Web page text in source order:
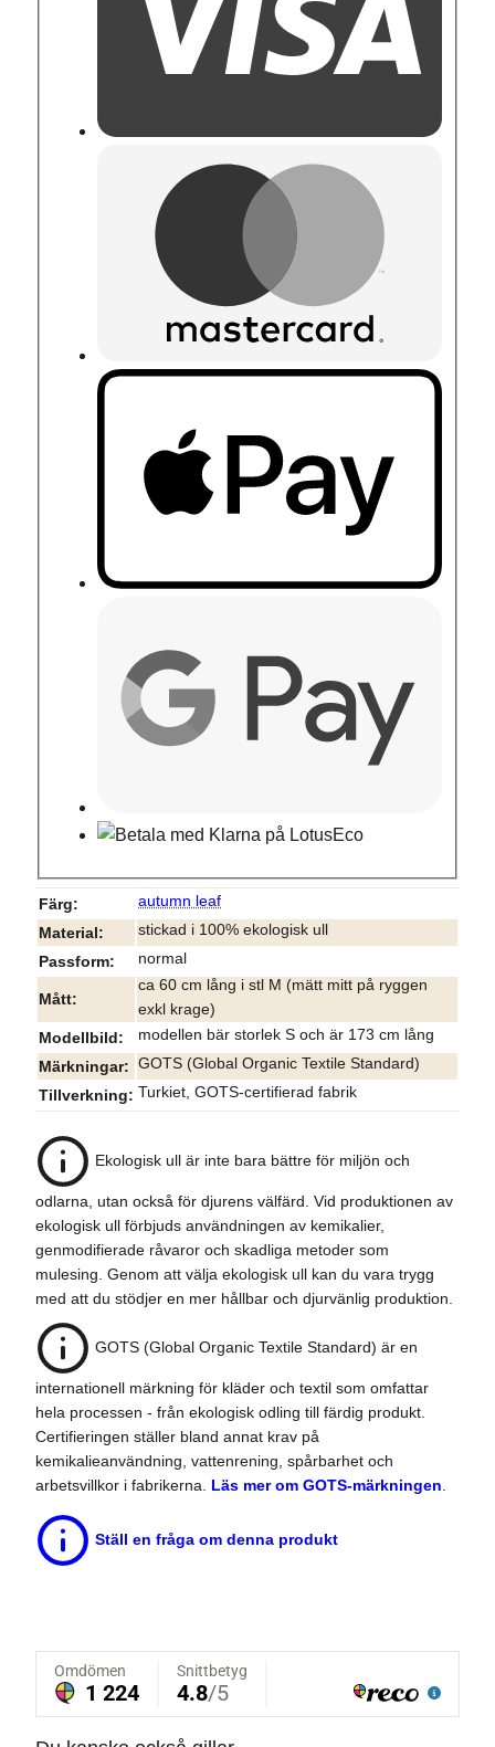
Färg
autumn leaf
Material
stickad i 100% ekologisk ull
Passform
normal
Mått
ca 60 cm lång i stl M (mätt mitt på ryggen
exkl krage)
Modellbild
modellen bär storlek S och är 173 cm lång
Märkningar
GOTS (Global Organic Textile Standard)
Tillverkning
Turkiet, GOTS-certifierad fabrik
Ekologisk ull är inte bara bättre för miljön och
odlarna, utan också för djurens välfärd. Vid produktionen av
ekologisk ull förbjuds användningen av kemikalier,
genmodifierade råvaror och skadliga metoder som
mulesing. Genom att välja ekologisk ull kan du vara trygg
med att du stödjer en mer hållbar och djurvänlig produktion.
GOTS (Global Organic Textile Standard) är en
internationell märkning för kläder och textil som omfattar
hela processen - från ekologisk odling till färdig produkt.
Certifieringen ställer bland annat krav på
kemikalieanvändning, vattenrening, spårbarhet och
arbetsvillkor i fabrikerna. Läs mer om GOTS-märkningen.
Ställ en fråga om denna produkt